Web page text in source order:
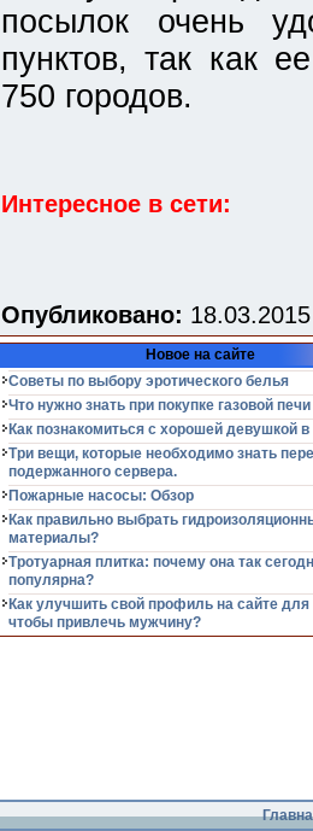
посылок очень
пунктов, так как
750 городов.
Интересное в сети:
Опубликовано:
Новое на сайте
Советы по выбору эротического белья
Что нужно знать при покупке газовой печи
Как познакомиться с хорошей девушкой в
Три вещи, которые необходимо знать
подержанного сервера.
Пожарные насосы: Обзор
Как правильно выбрать
материалы?
Тротуарная плитка: почему она так
популярна?
Как улучшить свой профиль на сайте для
чтобы привлечь мужчину?